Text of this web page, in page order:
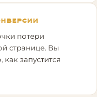
потери
странице. Вы
запустится